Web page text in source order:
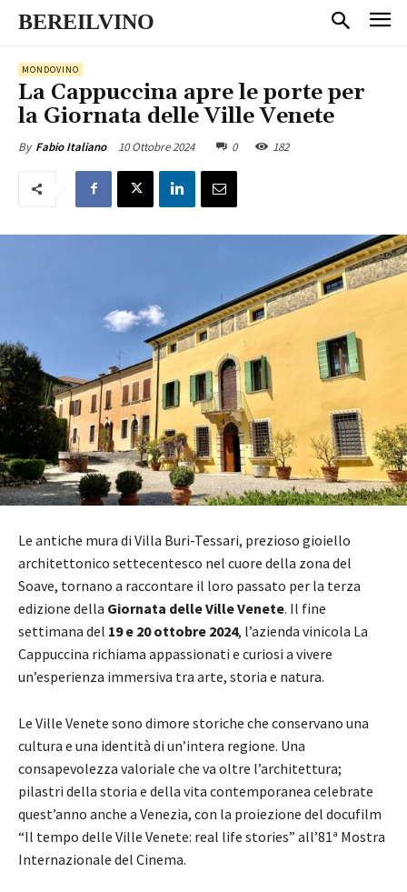
BEREILVINO
MONDOVINO
La Cappuccina apre le porte per
la Giornata delle Ville Venete
By Fabio Italiano 10 Ottobre 2024 0 182
Le antiche mura di Villa Buri-Tessari, prezioso gioiello
architettonico settecentesco nel cuore della zona del
Soave, tornano a raccontare il loro passato per la terza
edizione della Giornata delle Ville Venete. Il fine
settimana del 19 e 20 ottobre 2024, l’azienda vinicola La
Cappuccina richiama appassionati e curiosi a vivere
un’esperienza immersiva tra arte, storia e natura.
Le Ville Venete sono dimore storiche che conservano una
cultura e una identità di un’intera regione. Una
consapevolezza valoriale che va oltre l’architettura;
pilastri della storia e della vita contemporanea celebrate
quest’anno anche a Venezia, con la proiezione del docufilm
“Il tempo delle Ville Venete: real life stories” all’81ª Mostra
Internazionale del Cinema.